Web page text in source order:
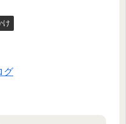
け